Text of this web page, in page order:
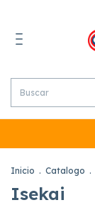
Inicio . Catalogo .
Isekai